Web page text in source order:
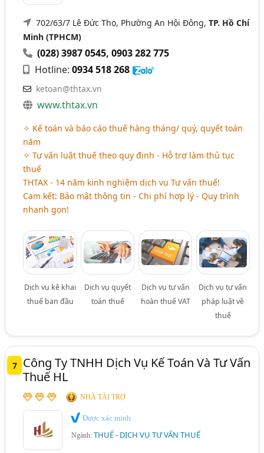
702/63/7 Lê Đức Thọ, Phường An Hội Đông,TP. Hồ Chí
Minh (TPHCM)
(028) 3987 0545,0903 282 775
Hotline:0934 518 268
ketoan@thtax.vn
www.thtax.vn
✧ Kế toán và báo cáo thuế hàng tháng/ quý, quyết toán
năm
✧ Tư vấn luật thuế theo quy định - Hỗ trợ làm thủ tục
thuế
THTAX - 14 năm kinh nghiệm dịch vụ Tư vấn thuế!
Cam kết: Bảo mật thông tin - Chi phí hợp lý - Quy trình
nhanh gọn!
Dịch vụ kê khai
thuế ban đầu
Dịch vụ quyết
toán thuế
Dịch vụ tư vấn
hoàn thuế VAT
Dịch vụ tư vấn
pháp luật về
thuế
7
Công Ty TNHH Dịch Vụ Kế Toán Và Tư Vấn
Thuế HL
NHÀ TÀI TRỢ
Được xác minh
Ngành:THUẾ - DỊCH VỤ TƯ VẤN THUẾ